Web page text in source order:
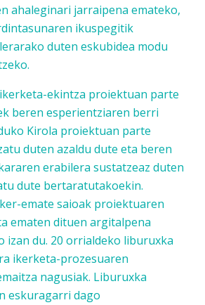
ahaleginari jarraipena emateko,
ikuspegitik
duten eskubidea modu
ekintza proiektuan parte
beren esperientziaren berri
Kirola proiektuan parte
duten azaldu dute eta beren
erabilera sustatzeaz duten
dute bertaratutakoekin.
emate saioak proiektuaren
ematen dituen argitalpena
izan du. 20 orrialdeko liburuxka
ikerketa-prozesuaren
nagusiak. Liburuxka
eskuragarri dago